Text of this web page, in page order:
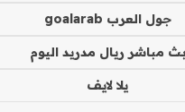
جول العرب goalarab
بث مباشر ريال مدريد اليوم
يلا لايف